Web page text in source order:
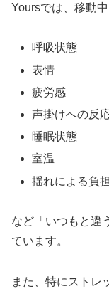
Yoursでは、移動中
呼吸状態
表情
疲労感
声掛けへの反
睡眠状態
室温
揺れによる負担
など「いつもと違
ています。
また、特にストレ